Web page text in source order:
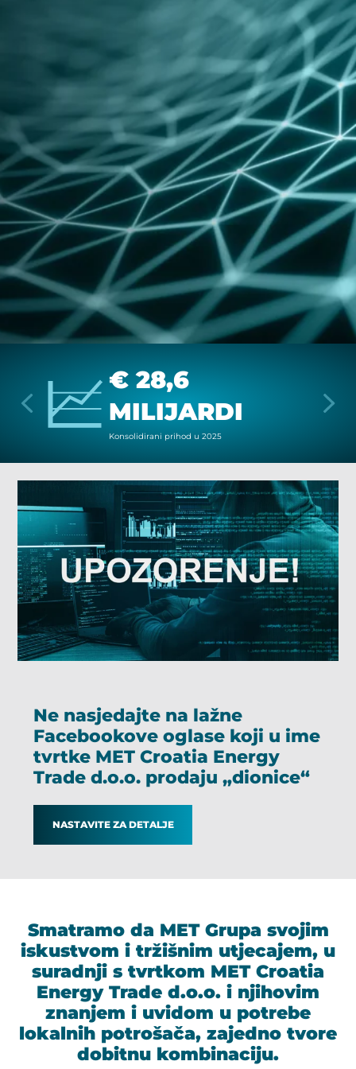
€ 28,6
MILIJARDI
Kon­so­li­di­ra­ni pri­hod u 2025
Ne nasjedajte na lažne
Facebookove oglase koji u ime
tvrtke MET Croatia Energy
Trade d.o.o. prodaju „dionice“
NASTAVITE ZA DETALJE
Smatramo da MET Grupa svojim
iskustvom i tržišnim utjecajem, u
suradnji s tvrtkom MET Croatia
Energy Trade d.o.o. i njihovim
znanjem i uvidom u potrebe
lokalnih potrošača, zajedno tvore
dobitnu kombinaciju.